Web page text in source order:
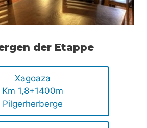
der Etappe
Xagoaza
Km 1,8+1400m
Pilgerherberge